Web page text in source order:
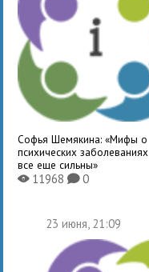
Софья Шемякина: «Мифы о
психических заболеваниях
все еще сильны»
X11968K0
23 июня, 21:09